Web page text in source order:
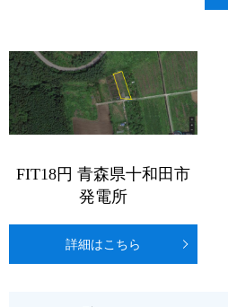
FIT18円 青森県十和田市
発電所
詳細はこちら